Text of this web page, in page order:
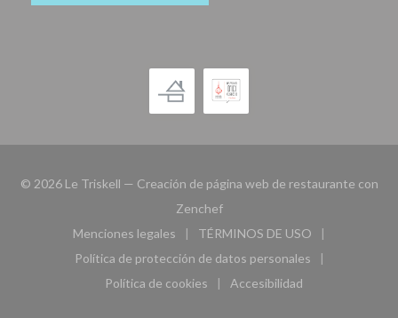
© 2026 Le Triskell — Creación de página web de restaurante con
Zenchef((abre en una nueva ventana))
Menciones legales
((abre en una nueva ventana))
TÉRMINOS DE USO
((abre en una nueva
Política de protección de datos personales
((abre en una nueva ventana))
Política de cookies
((abre en una nueva ventana))
Accesibilidad